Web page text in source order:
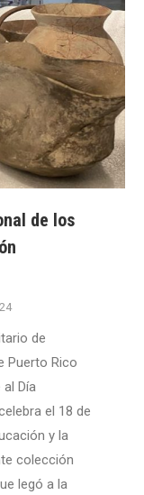
de los
de
Puerto Rico
Día
el 18 de
y la
colección
legó a la